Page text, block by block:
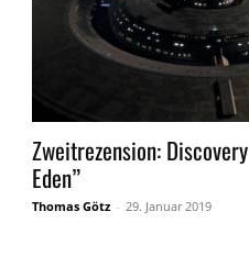
Zweitrezension:
Eden”
Thomas Götz - 29. Januar 2019